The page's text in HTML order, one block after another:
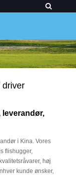
driver
i Kina. Vores
flishugger,
høj
kunde ønsker,